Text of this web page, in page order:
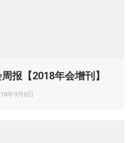
报【2018年会增刊】
年9月6日